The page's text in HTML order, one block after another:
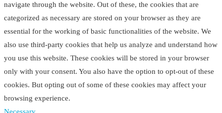
navigate through the website. Out of these, the cookies that are
categorized as necessary are stored on your browser as they are
essential for the working of basic functionalities of the website. We
also use third-party cookies that help us analyze and understand how
you use this website. These cookies will be stored in your browser
only with your consent. You also have the option to opt-out of these
cookies. But opting out of some of these cookies may affect your
browsing experience.